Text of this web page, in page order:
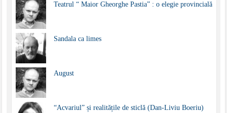
Teatrul “ Maior Gheorghe Pastia” : o elegie provincială
Sandala ca limes
August
“Acvariul” și realitățile de sticlă (Dan-Liviu Boeriu)